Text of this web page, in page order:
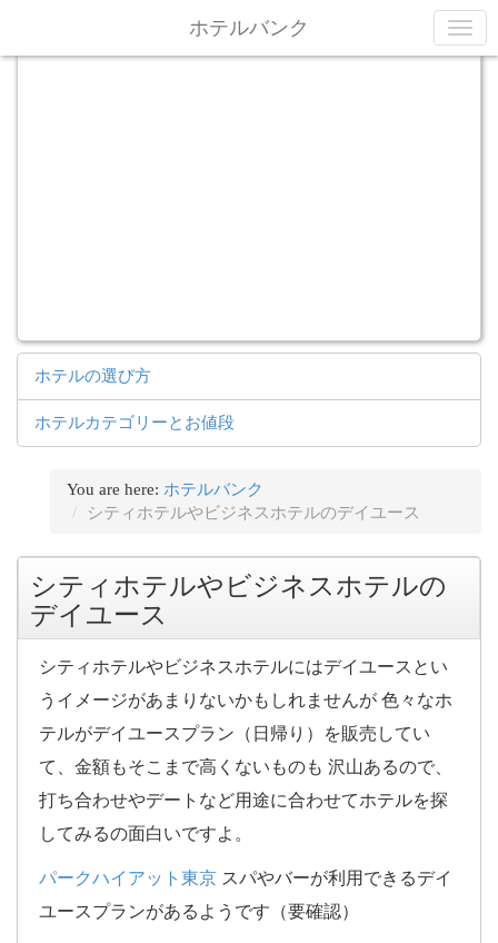
ホテルバンク
ホテルの選び方
ホテルカテゴリーとお値段
You are here: ホテルバンク
シティホテルやビジネスホテルのデイユース
シティホテルやビジネスホテルの
デイユース
シティホテルやビジネスホテルにはデイユースとい
うイメージがあまりないかもしれませんが 色々なホ
テルがデイユースプラン（日帰り）を販売してい
て、金額もそこまで高くないものも 沢山あるので、
打ち合わせやデートなど用途に合わせてホテルを探
してみるの面白いですよ。
パークハイアット東京 スパやバーが利用できるデイ
ユースプランがあるようです（要確認）